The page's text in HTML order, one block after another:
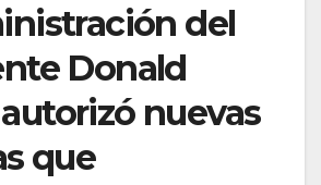
del
Donald
nuevas
que